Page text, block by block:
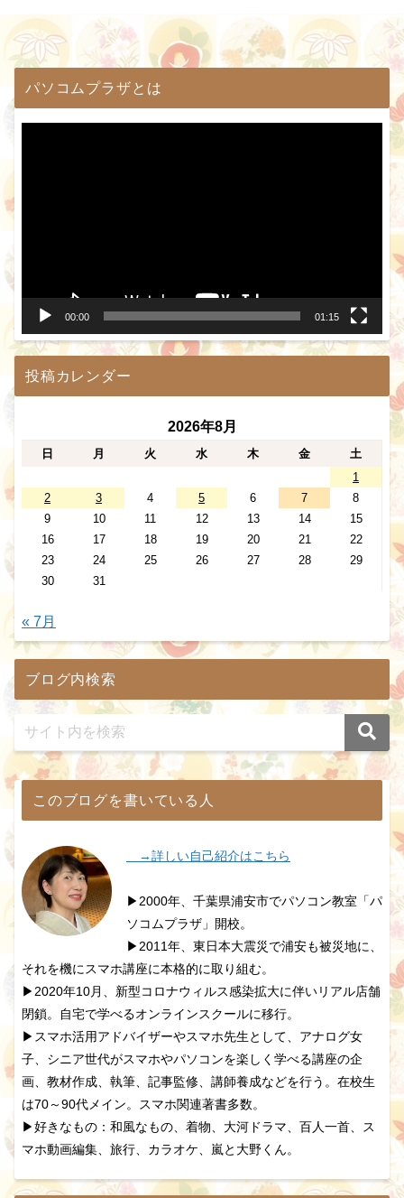
パソコムプラザとは
00:00 01:15
投稿カレンダー
2026年8月
日 月 火 水 木 金
土
1
2
3 4 5 6 7
8
9
10 11 12 13 14
15
16
17 18 19 20 21
22
23
24 25 26 27 28
29
30
31
« 7月
ブログ内検索
このブログを書いている人
→詳しい自己紹介はこちら
▶2000年、千葉県浦安市でパソコン教室「パ
ソコムプラザ」開校。
▶2011年、東日本大震災で浦安も被災地に、
それを機にスマホ講座に本格的に取り組む。
▶2020年10月、新型コロナウィルス感染拡大に伴いリアル店舗
閉鎖。自宅で学べるオンラインスクールに移行。
▶スマホ活用アドバイザーやスマホ先生として、アナログ女
子、シニア世代がスマホやパソコンを楽しく学べる講座の企
画、教材作成、執筆、記事監修、講師養成などを行う。在校生
は70～90代メイン。スマホ関連著書多数。
▶好きなもの：和風なもの、着物、大河ドラマ、百人一首、ス
マホ動画編集、旅行、カラオケ、嵐と大野くん。